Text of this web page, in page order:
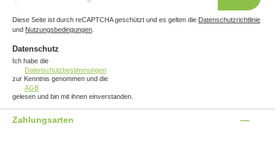
Diese Seite ist durch reCAPTCHA geschützt und es gelten die Datenschutzrichtlinie
und Nutzungsbedingungen
Datenschutz
Ich habe die
Datenschutzbestimmungen
zur Kenntnis genommen und die
AGB
gelesen und bin mit ihnen einverstanden.
Zahlungsarten